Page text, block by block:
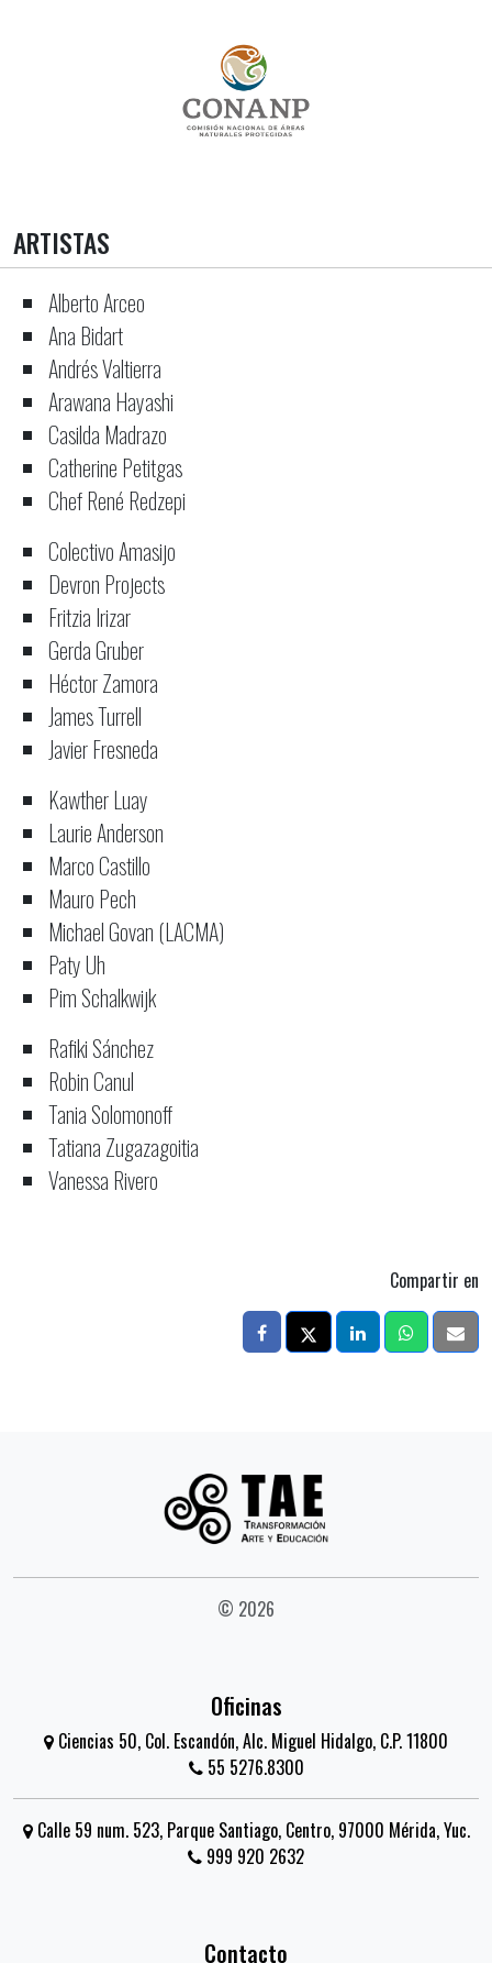
ARTISTAS
Alberto Arceo
Ana Bidart
Andrés Valtierra
Arawana Hayashi
Casilda Madrazo
Catherine Petitgas
Chef René Redzepi
Colectivo Amasijo
Devron Projects
Fritzia Irizar
Gerda Gruber
Héctor Zamora
James Turrell
Javier Fresneda
Kawther Luay
Laurie Anderson
Marco Castillo
Mauro Pech
Michael Govan (LACMA)
Paty Uh
Pim Schalkwijk
Rafiki Sánchez
Robin Canul
Tania Solomonoff
Tatiana Zugazagoitia
Vanessa Rivero
Compartir en
© 2026
Oficinas
Ciencias 50, Col. Escandón, Alc. Miguel Hidalgo, C.P. 11800
55 5276.8300
Calle 59 num. 523, Parque Santiago, Centro, 97000 Mérida, Yuc.
999 920 2632
Contacto